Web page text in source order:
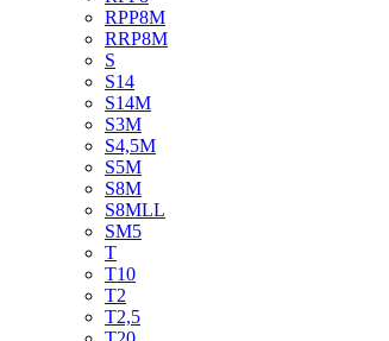
RPP8M
RRP8M
S
S14
S14M
S3M
S4,5M
S5M
S8M
S8MLL
SM5
T
T10
T2
T2,5